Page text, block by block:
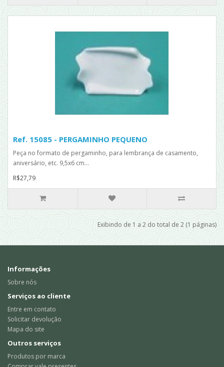
Ref. 15085 - PERGAMINHO PEQUENO
Peça no formato de pergaminho, para lembrança de casamento,
aniversário, etc. 9,5x6 cm...
R$27,79
Exibindo de 1 a 2 do total de 2 (1 páginas)
Informações
Sobre nós
Serviços ao cliente
Entre em contato
Solicitar devolução
Mapa do site
Outros serviços
Produtos por marca